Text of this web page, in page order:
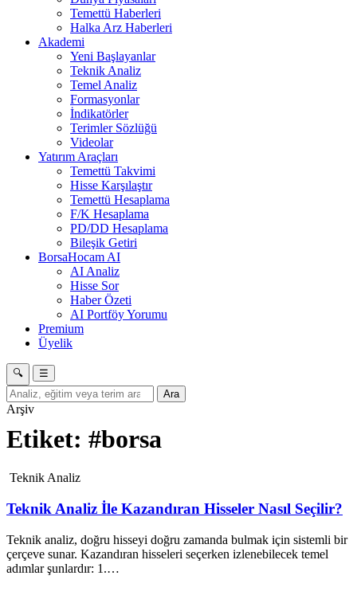
Temettü Haberleri
Halka Arz Haberleri
Akademi
Yeni Başlayanlar
Teknik Analiz
Temel Analiz
Formasyonlar
İndikatörler
Terimler Sözlüğü
Videolar
Yatırım Araçları
Temettü Takvimi
Hisse Karşılaştır
Temettü Hesaplama
F/K Hesaplama
PD/DD Hesaplama
Bileşik Getiri
BorsaHocam AI
AI Analiz
Hisse Sor
Haber Özeti
AI Portföy Yorumu
Premium
Üyelik
🔍
☰
Ara
Arşiv
Etiket: #borsa
Teknik Analiz
Teknik Analiz İle Kazandıran Hisseler Nasıl Seçilir?
Teknik analiz, doğru hisseyi doğru zamanda bulmak için sistemli bir
çerçeve sunar. Kazandıran hisseleri seçerken izlenebilecek temel
adımlar şunlardır: 1.…